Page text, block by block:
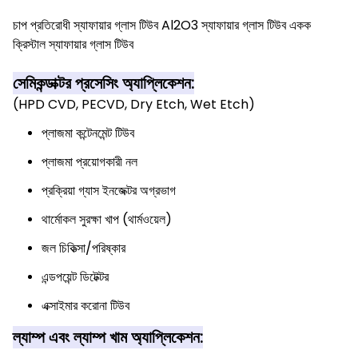
চাপ প্রতিরোধী স্যাফায়ার গ্লাস টিউব Al2O3 স্যাফায়ার গ্লাস টিউব একক
ক্রিস্টাল স্যাফায়ার গ্লাস টিউব
সেমিকন্ডাক্টর প্রসেসিং অ্যাপ্লিকেশন:
(HPD CVD, PECVD, Dry Etch, Wet Etch)
প্লাজমা কন্টেনমেন্ট টিউব
প্লাজমা প্রয়োগকারী নল
প্রক্রিয়া গ্যাস ইনজেক্টর অগ্রভাগ
থার্মোকল সুরক্ষা খাপ (থার্মওয়েল)
জল চিকিত্সা/পরিষ্কার
এন্ডপয়েন্ট ডিটেক্টর
এক্সাইমার করোনা টিউব
ল্যাম্প এবং ল্যাম্প খাম অ্যাপ্লিকেশন: